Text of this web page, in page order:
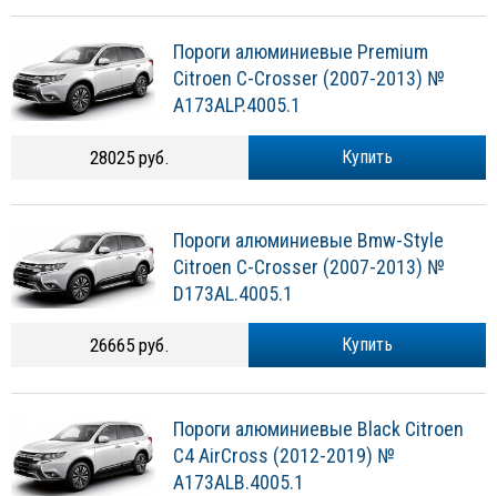
Пороги алюминиевые Premium
Citroen C-Crosser (2007-2013) №
A173ALP.4005.1
Купить
28025 руб.
Пороги алюминиевые Bmw-Style
Citroen C-Crosser (2007-2013) №
D173AL.4005.1
Купить
26665 руб.
Пороги алюминиевые Black Citroen
C4 AirCross (2012-2019) №
A173ALB.4005.1